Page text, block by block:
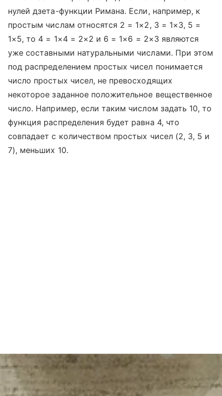
нулей дзета-функции Римана. Если, например, к
простым числам относятся 2 = 1×2, 3 = 1×3, 5 =
1×5, то 4 = 1×4 = 2×2 и 6 = 1×6 = 2×3 являются
уже составными натуральными числами. При этом
под распределением простых чисел понимается
число простых чисел, не превосходящих
некоторое заданное положительное вещественное
число. Например, если таким числом задать 10, то
функция распределения будет равна 4, что
совпадает с количеством простых чисел (2, 3, 5 и
7), меньших 10.